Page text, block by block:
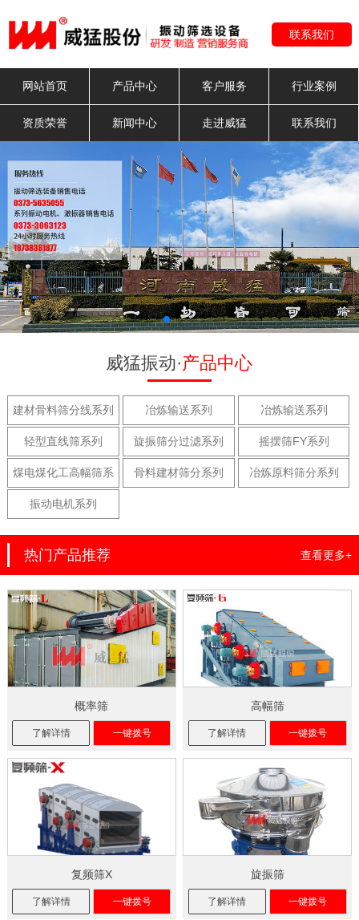
联系我们
网站首页 产品中心 客户服务 行业案例
资质荣誉 新闻中心 走进威猛 联系我们
威猛振动·产品中心
建材骨料筛分线系列 冶炼输送系列 冶炼输送系列
轻型直线筛系列 旋振筛分过滤系列 摇摆筛FY系列
煤电煤化工高幅筛系
列
骨料建材筛分系列 冶炼原料筛分系列
振动电机系列
热门产品推荐 查看更多+
概率筛
了解详情 一键拨号
高幅筛
了解详情 一键拨号
复频筛X
了解详情 一键拨号
旋振筛
了解详情 一键拨号